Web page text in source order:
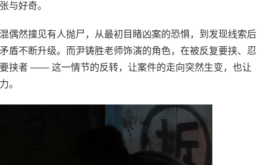
与好奇。
然撞见有人抛尸，从最初目睹凶案的恐惧，到发现线索后
盾不断升级。而尹铸胜老师饰演的角色，在被反复要挟、忍
挟者 —— 这一情节的反转，让案件的走向突然生变，也让
。